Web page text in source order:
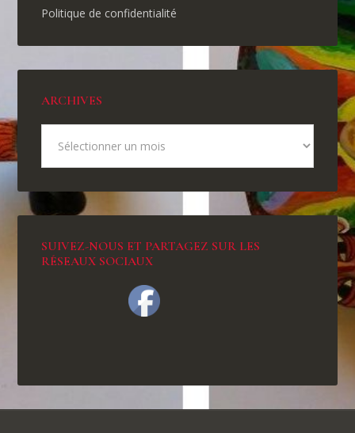
Politique de confidentialité
ARCHIVES
SUIVEZ-NOUS ET PARTAGEZ SUR LES
RÉSEAUX SOCIAUX